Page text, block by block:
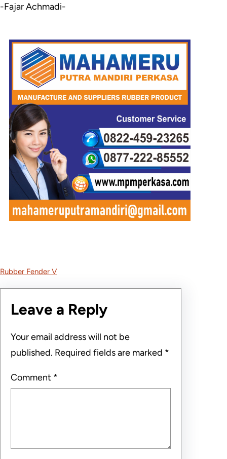
-Fajar Achmadi-
Rubber Fender V
Leave a Reply
Your email address will not be
published. Required fields are marked *
Comment *